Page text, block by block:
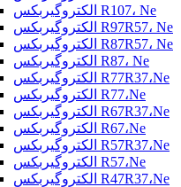
الکتروگیربکس R107، Ne
الکتروگیربکس R97R57، Ne
الکتروگیربکس R87R57، Ne
الکتروگیربکس R87، Ne
الکتروگیربکس R77R37،Ne
الکتروگیربکس R77،Ne
الکتروگیربکس R67R37،Ne
الکتروگیربکس R67،Ne
الکتروگیربکس R57R37،Ne
الکتروگیربکس R57،Ne
الکتروگیربکس R47R37،Ne